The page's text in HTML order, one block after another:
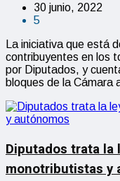
30 junio, 2022
5
La iniciativa que está
contribuyentes en los
por Diputados, y
bloques de la Cámara
Diputados trata la
monotributistas y